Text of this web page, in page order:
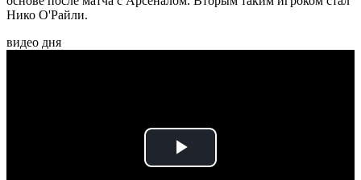
Нико О'Райли.
видео дня
Play